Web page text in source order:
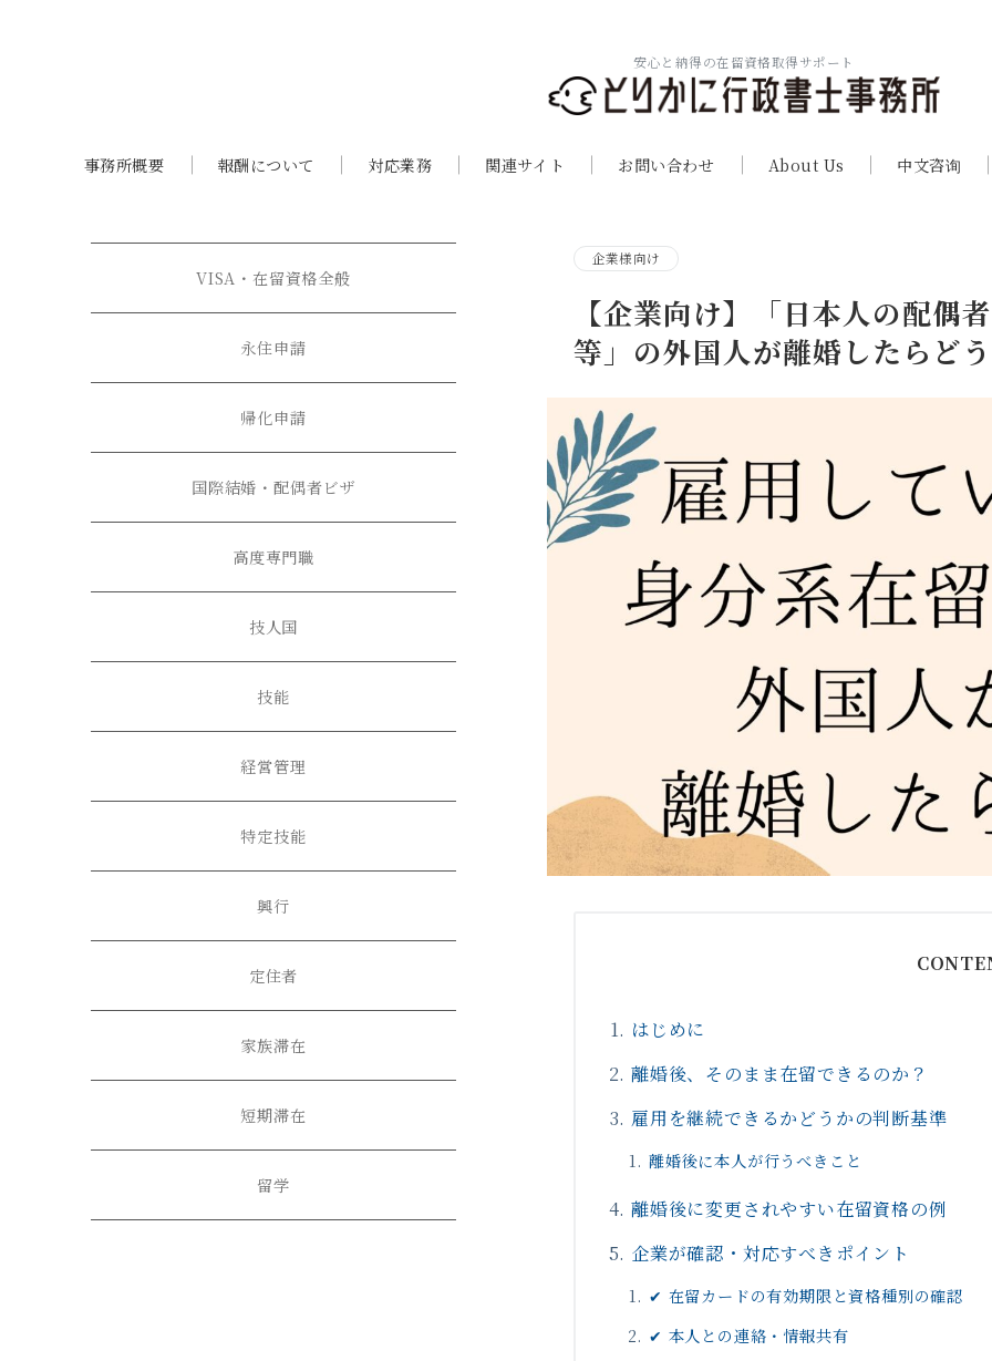
安心と納得の在留資格取得サポート
事務所概要 報酬について 対応業務 関連サイト お問い合わせ About Us 中文咨询
企業様向け
【企業向け】「日本人の配偶
等」の外国人が離婚したらど
はじめに
離婚後、そのまま在留できるのか？
雇用を継続できるかどうかの判断基準
離婚後に本人が行うべきこと
離婚後に変更されやすい在留資格の例
企業が確認・対応すべきポイント
✔ 在留カードの有効期限と資格種別の確認
✔ 本人との連絡・情報共有
VISA・在留資格全般
永住申請
帰化申請
国際結婚・配偶者ビザ
高度専門職
技人国
技能
経営管理
特定技能
興行
定住者
家族滞在
短期滞在
留学